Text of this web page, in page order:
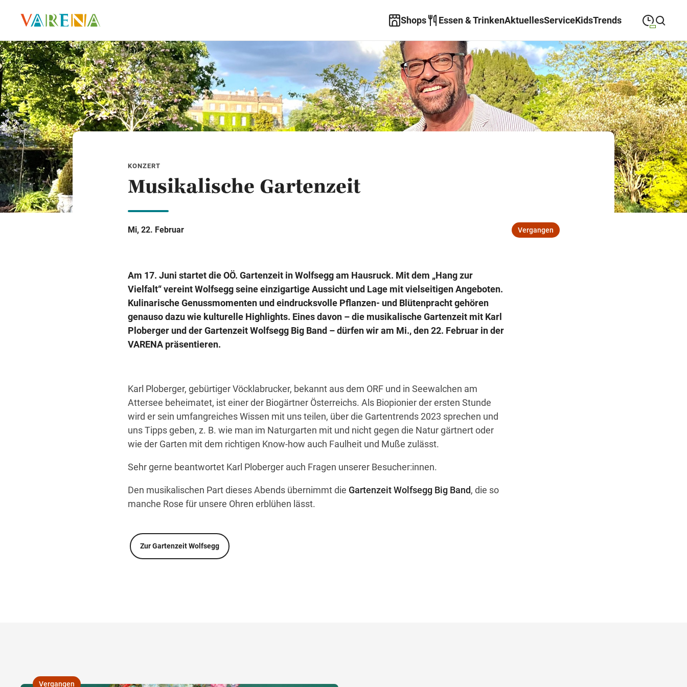
Shops Essen & TrinkenAktuellesServiceKidsTrends
Suche schließenMontag
MONTAG 09:00—19:00
Dienstag
DIENSTAG 09:00—19:00
Mittwoch
MITTWOCH 09:00—19:00
09:00—19:00
09:00—19:00
09:00—18:00
©
KONZERT
Musikalische Gartenzeit
Mi, 22. Februar Vergangen
Am 17. Juni startet die OÖ. Gartenzeit in Wolfsegg am Hausruck. Mit dem „Hang zur
Vielfalt“ vereint Wolfsegg seine einzigartige Aussicht und Lage mit vielseitigen Angeboten.
Kulinarische Genussmomenten und eindrucksvolle Pflanzen- und Blütenpracht gehören
genauso dazu wie kulturelle Highlights. Eines davon – die musikalische Gartenzeit mit Karl
Ploberger und der Gartenzeit Wolfsegg Big Band – dürfen wir am Mi., den 22. Februar in der
VARENA präsentieren.
Karl Ploberger, gebürtiger Vöcklabrucker, bekannt aus dem ORF und in Seewalchen am
Attersee beheimatet, ist einer der Biogärtner Österreichs. Als Biopionier der ersten Stunde
wird er sein umfangreiches Wissen mit uns teilen, über die Gartentrends 2023 sprechen und
uns Tipps geben, z. B. wie man im Naturgarten mit und nicht gegen die Natur gärtnert oder
wie der Garten mit dem richtigen Know-how auch Faulheit und Muße zulässt.
Sehr gerne beantwortet Karl Ploberger auch Fragen unserer Besucher:innen.
Den musikalischen Part dieses Abends übernimmt die Gartenzeit Wolfsegg Big Band, die so
manche Rose für unsere Ohren erblühen lässt.
Zur Gartenzeit Wolfsegg
Vergangen